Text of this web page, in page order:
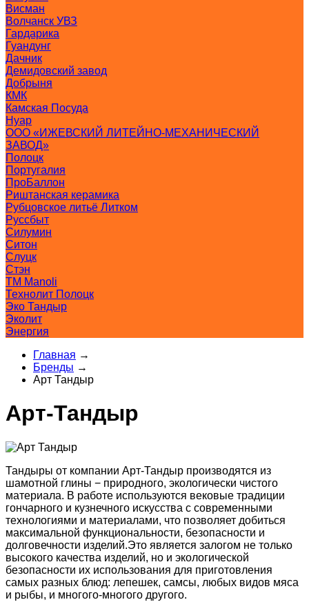
Висман
Волчанск УВЗ
Гардарика
Гуандунг
Дачник
Демидовский завод
Добрыня
КМК
Камская Посуда
Нуар
ООО «ИЖЕВСКИЙ ЛИТЕЙНО-МЕХАНИЧЕСКИЙ
ЗАВОД»
Полоцк
Португалия
ПроБаллон
Риштанская керамика
Рубцовское литьё Литком
Руссбыт
Силумин
Ситон
Слуцк
Стэн
ТМ Manoli
Технолит Полоцк
Эко Тандыр
Эколит
Энергия
Главная →
Бренды →
Арт Тандыр
Арт-Тандыр
Тандыры от компании Арт-Тандыр производятся из
шамотной глины − природного, экологически чистого
материала. В работе используются вековые традиции
гончарного и кузнечного искусства с современными
технологиями и материалами, что позволяет добиться
максимальной функциональности, безопасности и
долговечности изделий.Это является залогом не только
высокого качества изделий, но и экологической
безопасности их использования для приготовления
самых разных блюд: лепешек, самсы, любых видов мяса
и рыбы, и многого-многого другого.